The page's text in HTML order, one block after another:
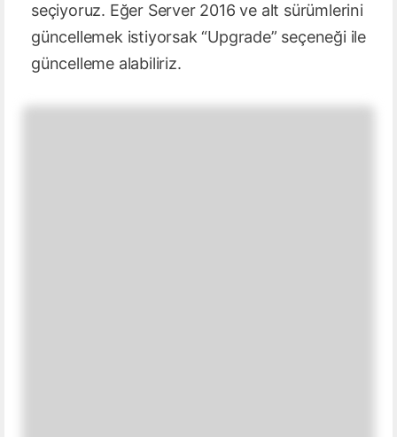
seçiyoruz. Eğer Server 2016 ve alt sürümlerini
güncellemek istiyorsak “Upgrade” seçeneği ile
güncelleme alabiliriz.